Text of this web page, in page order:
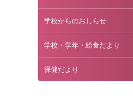
学校からのおしらせ
学校・学年・給食だより
保健だより